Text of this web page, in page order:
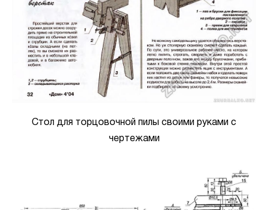
Стол для торцовочной пилы своими руками с
чертежами